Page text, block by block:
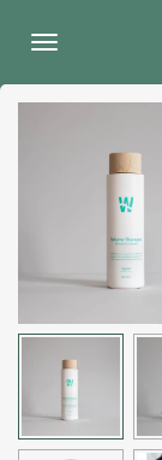
direct
naar